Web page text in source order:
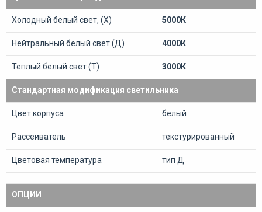
Холодный белый свет, (Х) 5000К
Нейтральный белый свет (Д) 4000К
Теплый белый свет (Т) 3000К
Стандартная модификация светильника
Цвет корпуса белый
Рассеиватель текстурированный
Цветовая температура тип Д
ОПЦИИ